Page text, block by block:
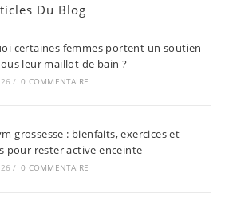
Du Blog
certaines femmes portent un soutien-
leur maillot de bain ?
/ 0 COMMENTAIRE
grossesse : bienfaits, exercices et
pour rester active enceinte
/ 0 COMMENTAIRE